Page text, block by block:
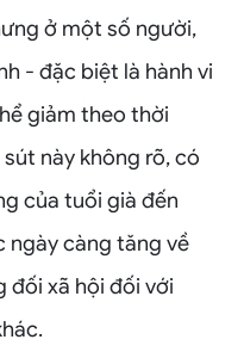
ở một số người,
- đặc biệt là hành vi
giảm theo thời
này không rõ, có
của tuổi già đến
ngày càng tăng về
đối xã hội đối với